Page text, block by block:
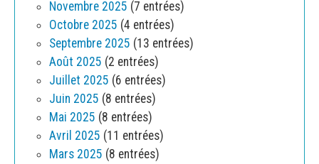
Novembre 2025 (7 entrées)
Octobre 2025 (4 entrées)
Septembre 2025 (13 entrées)
Août 2025 (2 entrées)
Juillet 2025 (6 entrées)
Juin 2025 (8 entrées)
Mai 2025 (8 entrées)
Avril 2025 (11 entrées)
Mars 2025 (8 entrées)